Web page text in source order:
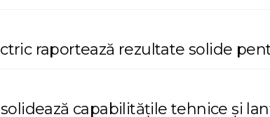
raportează rezultate solide
capabilitățile tehnice și